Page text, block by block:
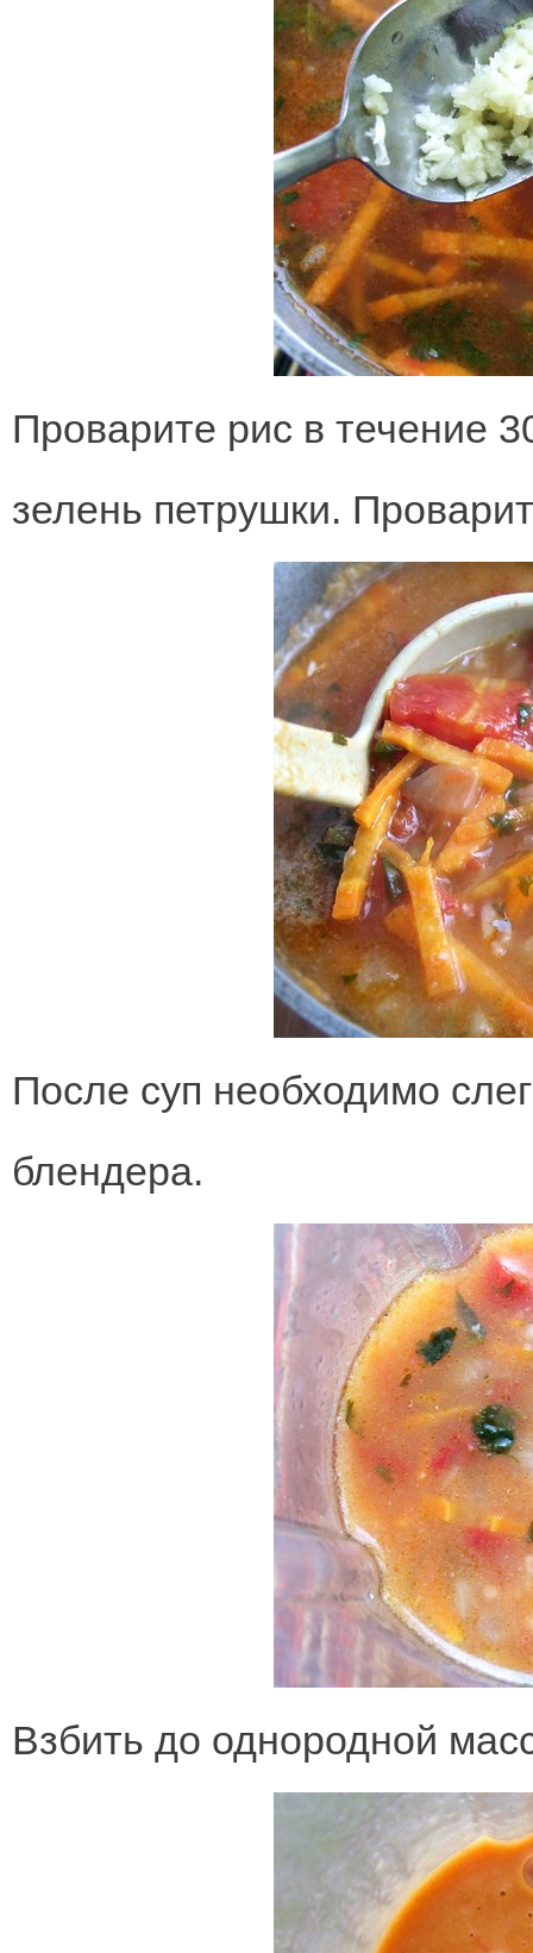
Проварите рис в течение
зелень петрушки.
После суп необходимо
блендера.
Взбить до однородной